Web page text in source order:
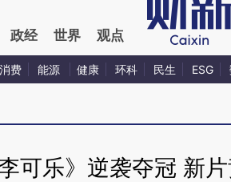
政经 世界 观点
消费 能源 健康 环科 民生 ESG
可乐》逆袭夺冠 新